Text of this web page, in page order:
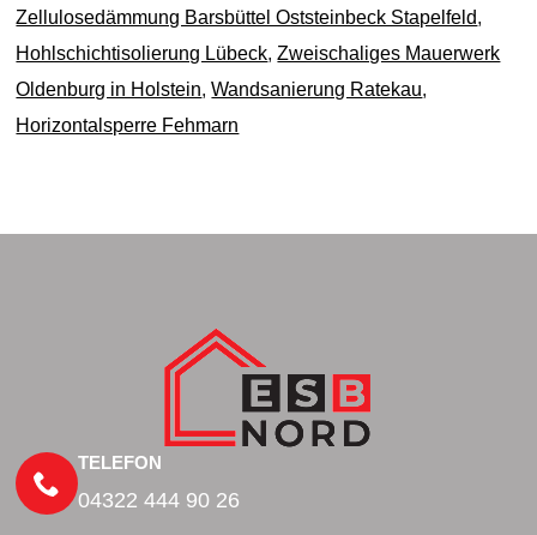
Zellulosedämmung Barsbüttel Oststeinbeck Stapelfeld,
Hohlschichtisolierung Lübeck,Zweischaliges Mauerwerk
Oldenburg in Holstein,Wandsanierung Ratekau,
Horizontalsperre Fehmarn
TELEFON
04322 444 90 26